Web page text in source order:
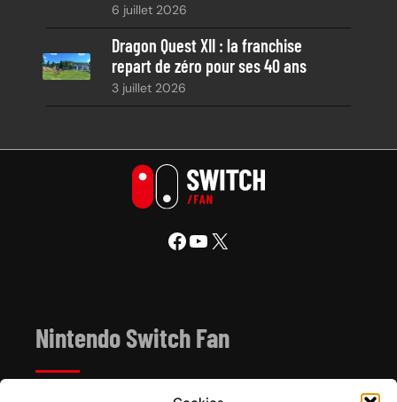
6 juillet 2026
Dragon Quest XII : la franchise
repart de zéro pour ses 40 ans
3 juillet 2026
Facebook YouTube X
Nintendo Switch Fan